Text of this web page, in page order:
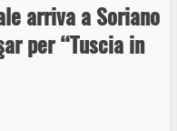
arriva a Soriano
per “Tuscia in
supera il Napoli